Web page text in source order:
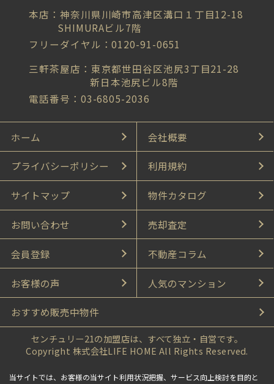
本店：神奈川県川崎市高津区溝口１丁目12-18
SHIMURAビル7階
フリーダイヤル：0120-91-0651
三軒茶屋店：東京都世田谷区池尻3丁目21-28
新日本池尻ビル8階
電話番号：03-6805-2036
ホーム 会社概要
プライバシーポリシー 利用規約
サイトマップ 物件カタログ
お問い合わせ 売却査定
会員登録 不動産コラム
お客様の声 人気のマンション
おすすめ販売中物件
センチュリー21の加盟店は、すべて独立・自営です。
Copyright 株式会社LIFE HOME All Rights Reserved.
当サイトでは、お客様の当サイト利用状況把握、サービス向上検討を目的と